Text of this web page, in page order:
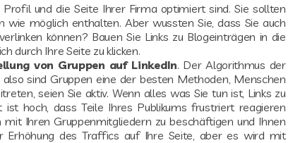
und die Seite Ihrer Firma optimiert sind. Sie sollten
möglich enthalten. Aber wussten Sie, dass Sie auch
können? Bauen Sie Links zu Blogeinträgen in die
durch Ihre Seite zu klicken.
von Gruppen auf LinkedIn. Der Algorithmus der
sind Gruppen eine der besten Methoden, Menschen
seien Sie aktiv. Wenn alles was Sie tun ist, Links zu
hoch, dass Teile Ihres Publikums frustriert reagieren
Ihren Gruppenmitgliedern zu beschäftigen und Ihnen
des Traffics auf Ihre Seite, aber es wird mit